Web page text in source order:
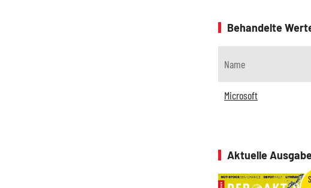
Behandelte
Name
Microsoft
Aktuelle